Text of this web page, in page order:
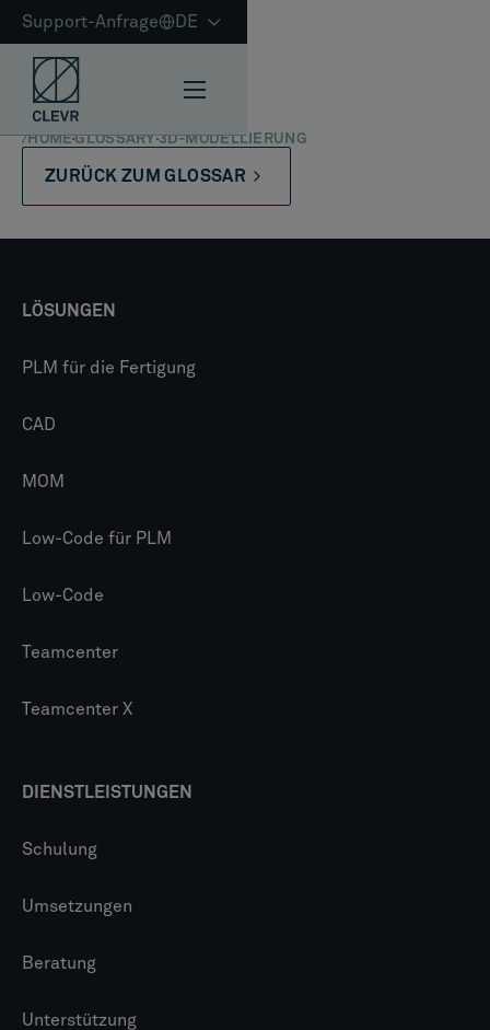
Support-Anfrage DE
/HOMEGLOSSARY3D-MODELLIERUNG
ZURÜCK ZUM GLOSSAR
LÖSUNGEN
PLM für die Fertigung
CAD
MOM
Low-Code für PLM
Low-Code
Teamcenter
Teamcenter X
DIENSTLEISTUNGEN
Schulung
Umsetzungen
Beratung
Unterstützung